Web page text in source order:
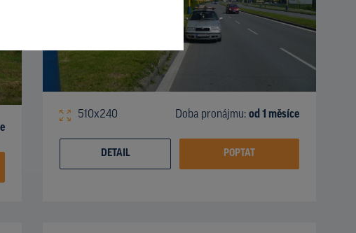
510x240 Doba pronájmu: od 1 měsíce
DETAIL POPTAT